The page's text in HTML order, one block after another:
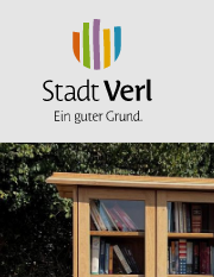
Zum Hauptinhalt